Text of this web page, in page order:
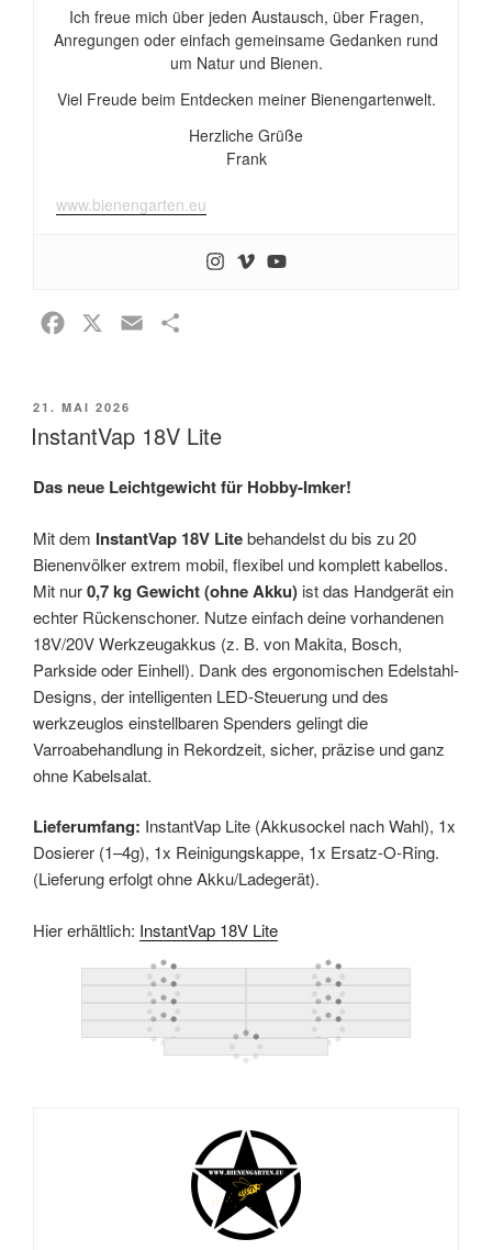
Ich freue mich über jeden Austausch, über Fragen,
Anregungen oder einfach gemeinsame Gedanken rund
um Natur und Bienen.
Viel Freude beim Entdecken meiner Bienengartenwelt.
Herzliche Grüße
Frank
www.bienengarten.eu
e
b
k
l
e
n
VERÖFFENTLICHT
AM
21. MAI 2026
InstantVap 18V Lite
Das neue Leichtgewicht für Hobby-Imker!
Mit dem InstantVap 18V Litebehandelst du bis zu 20
Bienenvölker extrem mobil, flexibel und komplett kabellos.
Mit nur0,7 kg Gewicht (ohne Akku) ist das Handgerät ein
echter Rückenschoner. Nutze einfach deine vorhandenen
18V/20V Werkzeugakkus (z. B. von Makita, Bosch,
Parkside oder Einhell). Dank des ergonomischen Edelstahl-
Designs, der intelligenten LED-Steuerung und des
werkzeuglos einstellbaren Spenders gelingt die
Varroabehandlung in Rekordzeit, sicher, präzise und ganz
ohne Kabelsalat.
Lieferumfang: InstantVap Lite (Akkusockel nach Wahl), 1x
Dosierer (1–4g), 1x Reinigungskappe, 1x Ersatz-O-Ring.
(Lieferung erfolgt ohne Akku/Ladegerät).
Hier erhältlich: InstantVap 18V Lite